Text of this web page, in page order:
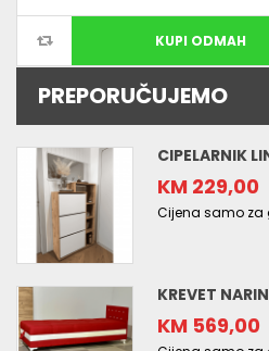
KUPI ODMAH
PREPORUČUJEMO
CIPELARNIK
KM 229,00
Cijena samo za
KREVET
KM 569,00